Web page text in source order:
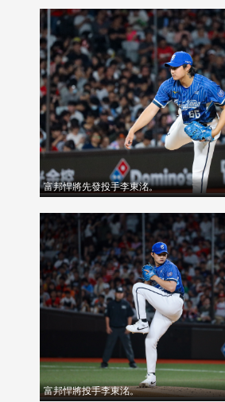
富邦悍將先發投手李東洺。
富邦悍將投手李東洺。